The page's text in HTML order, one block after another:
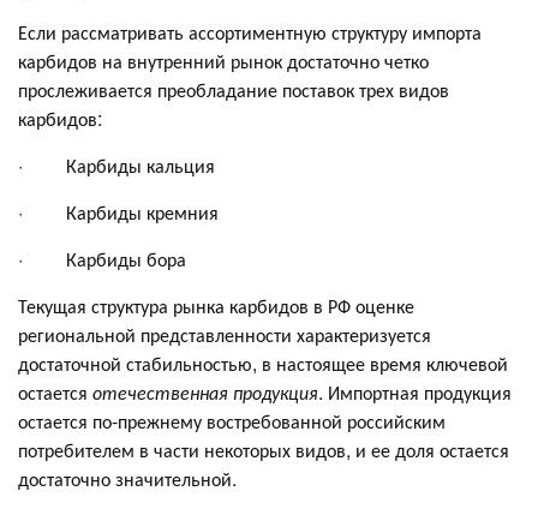
Если рассматривать ассортиментную структуру импорта
карбидов на внутренний рынок достаточно четко
прослеживается преобладание поставок трех видов
карбидов:
· Карбиды кальция
· Карбиды кремния
· Карбиды бора
Текущая структура рынка карбидов в РФ оценке
региональной представленности характеризуется
достаточной стабильностью, в настоящее время ключевой
остается отечественная продукция. Импортная продукция
остается по-прежнему востребованной российским
потребителем в части некоторых видов, и ее доля остается
достаточно значительной.